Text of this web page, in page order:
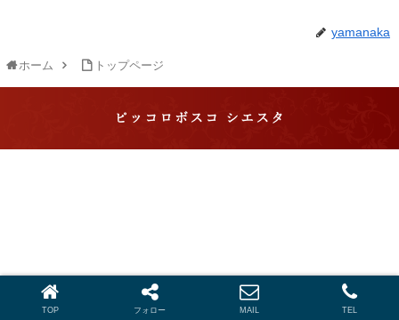
yamanaka
ホーム トップページ
ピッコロボスコ シエスタ
格別のパーティーができるイタリアン
TOP フォロー MAIL TEL